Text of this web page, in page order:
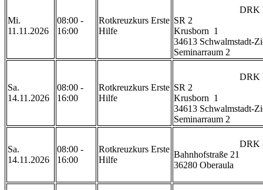
Mi.
11.11.2026
08:00 -
16:00
Rotkreuzkurs Erste
Hilfe
SR 2
Krusborn  1
34613 Schwalmstadt-
Sa.
14.11.2026
08:00 -
16:00
Rotkreuzkurs Erste
Hilfe
SR 2
Krusborn  1
34613 Schwalmstadt-
Sa.
14.11.2026
08:00 -
16:00
Rotkreuzkurs Erste
Hilfe
Bahnhofstraße 21
36280 Oberaula